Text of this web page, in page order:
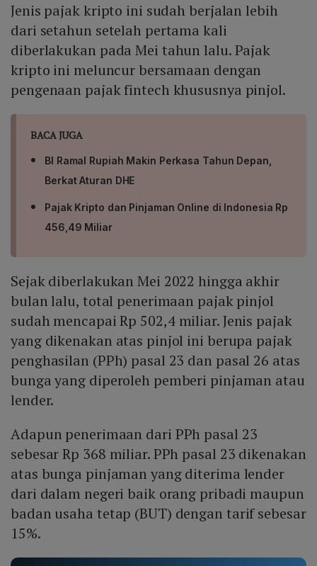
Jenis pajak kripto ini sudah berjalan lebih
dari setahun setelah pertama kali
diberlakukan pada Mei tahun lalu. Pajak
kripto ini meluncur bersamaan dengan
pengenaan pajak fintech khususnya pinjol.
BACA JUGA
BI Ramal Rupiah Makin Perkasa Tahun Depan,
Berkat Aturan DHE
Pajak Kripto dan Pinjaman Online di Indonesia Rp
456,49 Miliar
Sejak diberlakukan Mei 2022 hingga akhir
bulan lalu, total penerimaan pajak pinjol
sudah mencapai Rp 502,4 miliar. Jenis pajak
yang dikenakan atas pinjol ini berupa pajak
penghasilan (PPh) pasal 23 dan pasal 26 atas
bunga yang diperoleh pemberi pinjaman atau
lender.
Adapun penerimaan dari PPh pasal 23
sebesar Rp 368 miliar. PPh pasal 23 dikenakan
atas bunga pinjaman yang diterima lender
dari dalam negeri baik orang pribadi maupun
badan usaha tetap (BUT) dengan tarif sebesar
15%.